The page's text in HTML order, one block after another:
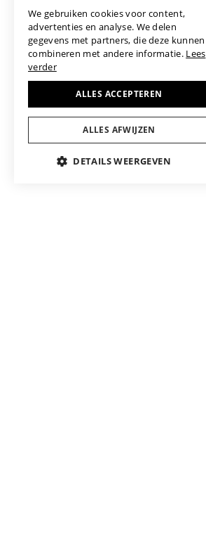
We gebruiken cookies voor content,
advertenties en analyse. We delen
gegevens met partners, die deze kunnen
combineren met andere informatie. Lees
verder
ALLES ACCEPTEREN
ALLES AFWIJZEN
DETAILS WEERGEVEN